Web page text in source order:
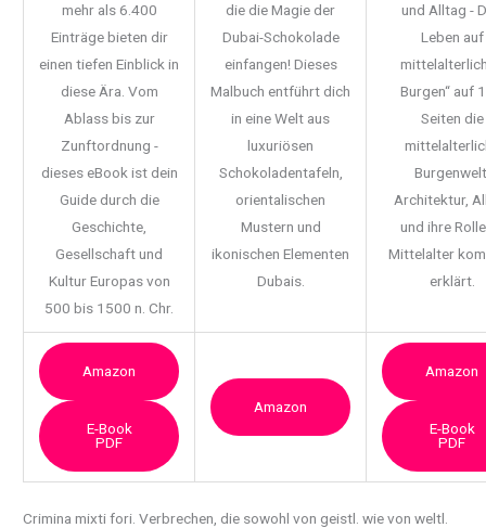
mehr als 6.400
Einträge bieten dir
einen tiefen Einblick in
diese Ära. Vom
Ablass bis zur
Zunftordnung -
dieses eBook ist dein
Guide durch die
Geschichte,
Gesellschaft und
Kultur Europas von
500 bis 1500 n. Chr.
die die Magie der
Dubai-Schokolade
einfangen! Dieses
Malbuch entführt dich
in eine Welt aus
luxuriösen
Schokoladentafeln,
orientalischen
Mustern und
ikonischen Elementen
Dubais.
und Alltag -
Leben auf
Burgen“ auf
Seiten die
Architektur,
und ihre
Mittelalter
erklärt.
Amazon
E-Book
PDF
Amazon
Amazon
E-Book
PDF
Crimina mixti fori. Verbrechen, die sowohl von geistl. wie von weltl.